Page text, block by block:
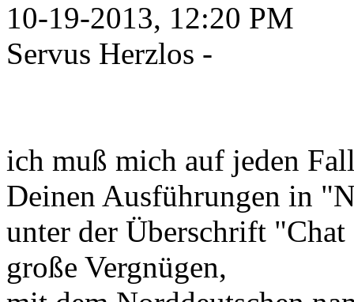
10-19-2013, 12:20 PM
Servus Herzlos -
ich muß mich auf jeden
Deinen Ausführungen in
unter der Überschrift
große Vergnügen,